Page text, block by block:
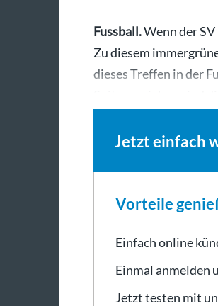
Fussball.Wenn der
Zu diesem
dieses Treffen in der
Jetzt einfach
Vorteile
Einfach online
Einmal anmelden
Jetzt testen mit